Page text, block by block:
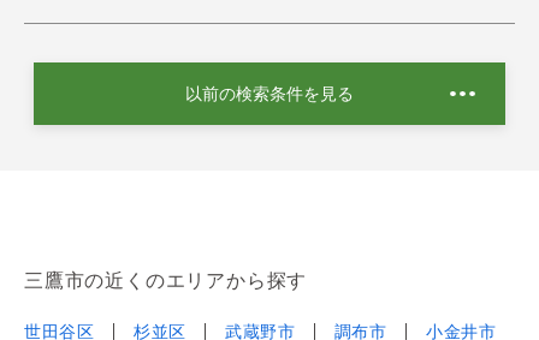
以前の検索条件を見る
三鷹市の近くのエリアから探す
世田谷区 杉並区 武蔵野市 調布市 小金井市